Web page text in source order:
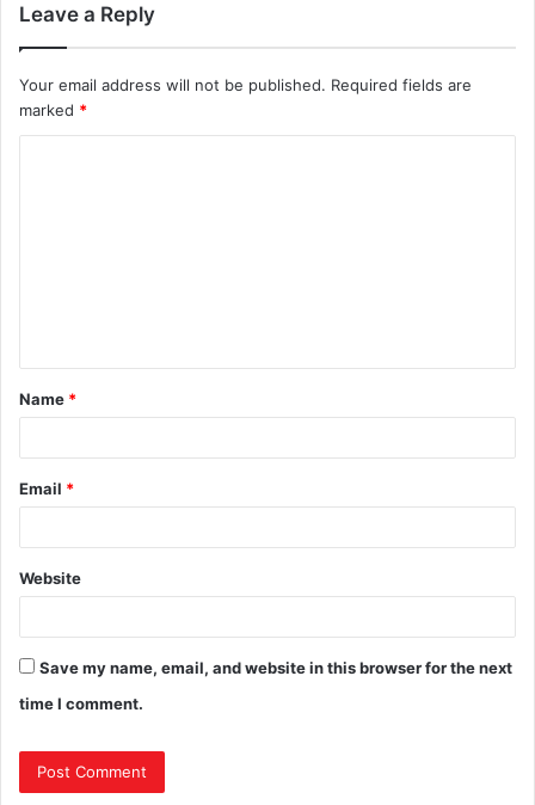
Leave a Reply
Your email address will not be published. Required fields are
marked *
Name *
Email *
Website
Save my name, email, and website in this browser for the next
time I comment.